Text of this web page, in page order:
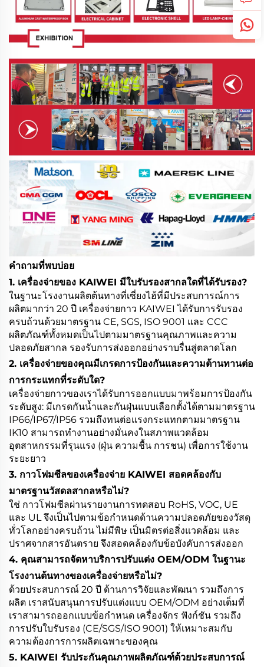
คำถามที่พบบ่อย
1. เครื่องจ่ายของ KAIWEI มีใบรับรองสากลใดที่ได้รับรอง?
ในฐานะโรงงานผลิตต้นทางที่เซี่ยงไฮ้ที่มีประสบการณ์การ
ผลิตมากว่า 20 ปี เครื่องจ่ายกาว KAIWEI ได้รับการรับรอง
ครบถ้วนด้วยมาตรฐาน CE, SGS, ISO 9001 และ CCC
ผลิตภัณฑ์ทั้งหมดเป็นไปตามมาตรฐานคุณภาพและความ
ปลอดภัยสากล รองรับการส่งออกอย่างราบรื่นสู่ตลาดโลก
2. เครื่องจ่ายของคุณมีเกรดการป้องกันและความต้านทานต่อ
การกระแทกที่ระดับใด?
เครื่องจ่ายกาวของเราได้รับการออกแบบมาพร้อมการป้องกัน
ระดับสูง: มีเกรดกันน้ำและกันฝุ่นแบบเลือกตั้งได้ตามมาตรฐาน
IP66/IP67/IP56 รวมถึงทนต่อแรงกระแทกตามมาตรฐาน
IK10 สามารถทำงานอย่างมั่นคงในสภาพแวดล้อม
อุตสาหกรรมที่รุนแรง (ฝุ่น ความชื้น การชน) เพื่อการใช้งาน
ระยะยาว
3. กาวโฟมซีลของเครื่องจ่าย KAIWEI สอดคล้องกับ
มาตรฐานวัสดลสากลหรือไม่?
ใช่ กาวโฟมซีลผ่านรายงานการทดสอบ RoHS, VOC, UE
และ UL จึงเป็นไปตามข้อกำหนดด้านความปลอดภัยของวัสดุ
ทั่วโลกอย่างครบถ้วน ไม่มีพิษ เป็นมิตรต่อสิ่งแวดล้อม และ
ปราศจากสารอันตราย จึงสอดคล้องกับข้อบังคับการส่งออก
4. คุณสามารถจัดหาบริการปรับแต่ง OEM/ODM ในฐานะ
โรงงานต้นทางของเครื่องจ่ายหรือไม่?
ด้วยประสบการณ์ 20 ปี ด้านการวิจัยและพัฒนา รวมถึงการ
ผลิต เราสนับสนุนการปรับแต่งแบบ OEM/ODM อย่างเต็มที่
เราสามารถออกแบบข้อกำหนด เครื่องจักร ฟังก์ชัน รวมถึง
การปรับใบรับรอง (CE/SGS/ISO 9001) ให้เหมาะสมกับ
ความต้องการการผลิตเฉพาะของคุณ
5. KAIWEI รับประกันคุณภาพผลิตภัณฑ์ด้วยประสบการณ์